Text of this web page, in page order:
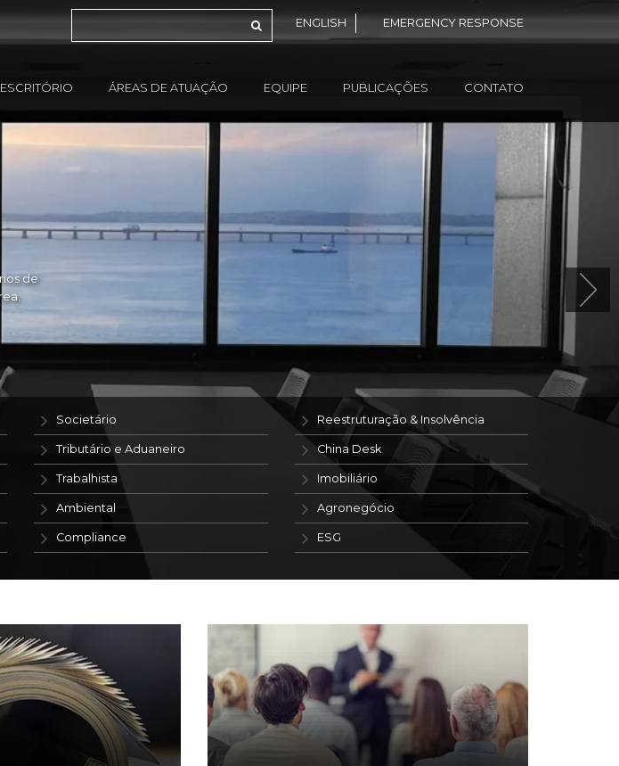
ENGLISH EMERGENCY RESPONSE
ÁREAS DE ATUAÇÃO EQUIPE PUBLICAÇÕES CONTATO
de
Societário
Tributário e Aduaneiro
Trabalhista
Ambiental
Compliance
Reestruturação & Insolvência
China Desk
Imobiliário
Agronegócio
ESG